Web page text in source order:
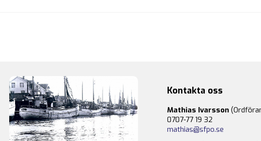
Kontakta oss
Mathias Ivarsson
0707-77 19 32
mathias@sfpo.se